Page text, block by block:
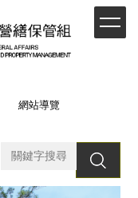
網站導覽
搜 尋